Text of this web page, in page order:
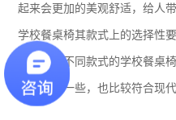
起来会更加的美观舒适，给人
学校餐桌椅其款式上的选择性
环境搭配不同款式的学校餐桌
加的美观一些，也比较符合现